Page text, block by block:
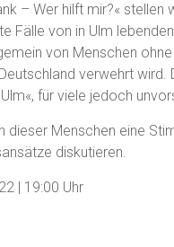
– Wer hilft mir?«
Fälle von in Ulm
von Menschen
verwehrt
für viele jedoch
dieser Menschen eine
diskutieren.
| 19:00 Uhr